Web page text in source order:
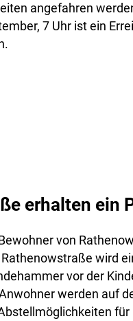
angefahren
7 Uhr ist ein
erhalten ein
von
wird
vor der
werden auf